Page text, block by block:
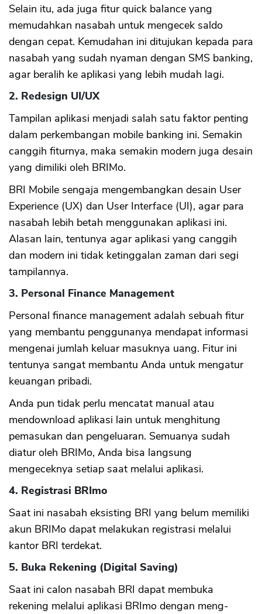
Selain itu, ada juga fitur quick balance yang
memudahkan nasabah untuk mengecek saldo
dengan cepat. Kemudahan ini ditujukan kepada para
nasabah yang sudah nyaman dengan SMS banking,
agar beralih ke aplikasi yang lebih mudah lagi.
2. Redesign UI/UX
Tampilan aplikasi menjadi salah satu faktor penting
dalam perkembangan mobile banking ini. Semakin
canggih fiturnya, maka semakin modern juga desain
yang dimiliki oleh BRIMo.
BRI Mobile sengaja mengembangkan desain User
Experience (UX) dan User Interface (UI), agar para
nasabah lebih betah menggunakan aplikasi ini.
Alasan lain, tentunya agar aplikasi yang canggih
dan modern ini tidak ketinggalan zaman dari segi
tampilannya.
3. Personal Finance Management
Personal finance management adalah sebuah fitur
yang membantu penggunanya mendapat informasi
mengenai jumlah keluar masuknya uang. Fitur ini
tentunya sangat membantu Anda untuk mengatur
keuangan pribadi.
Anda pun tidak perlu mencatat manual atau
mendownload aplikasi lain untuk menghitung
pemasukan dan pengeluaran. Semuanya sudah
diatur oleh BRIMo, Anda bisa langsung
mengeceknya setiap saat melalui aplikasi.
4. Registrasi BRImo
Saat ini nasabah eksisting BRI yang belum memiliki
akun BRIMo dapat melakukan registrasi melalui
kantor BRI terdekat.
5. Buka Rekening (Digital Saving)
Saat ini calon nasabah BRI dapat membuka
rekening melalui aplikasi BRImo dengan meng-